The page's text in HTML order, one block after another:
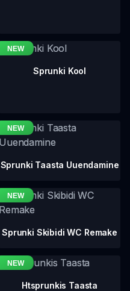
Sprunki Kool
Sprunki Taasta Uuendamine
Sprunki Skibidi WC Remake
Htsprunkis Taasta